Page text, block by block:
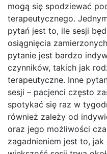
mogą się spodziewać
terapeutycznego.
pytań jest to, ile sesji
osiągnięcia
pytanie jest bardzo
czynników, takich jak
terapeutyczne. Inne
sesji – pacjenci często
spotykać się raz w
również zależy od
oraz jego możliwości
zagadnieniem jest to,